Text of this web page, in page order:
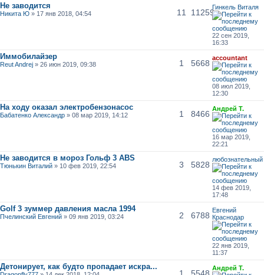
Не заводится
Никита Ю » 17 янв 2018, 04:54 11 11259
Гинкель Виталя
22 сен 2019,
16:33
Иммобилайзер
Reut Andrej » 26 июн 2019, 09:38 1 5668
accountant
08 июл 2019,
12:30
На ходу оказал электробензонасос
Бабатенко Александр » 08 мар 2019, 14:12 1 8466
Андрей Т.
16 мар 2019,
22:21
Не заводится в мороз Гольф 3 ABS
Тюнькин Виталий » 10 фев 2019, 22:54 3 5828
любознательный
14 фев 2019,
17:48
Golf 3 зуммер давления масла 1994
Пчелинский Евгений » 09 янв 2019, 03:24 2 6788
Евгений
Краснодар
22 янв 2019,
11:37
Детонирует, как будто пропадает искра... Андрей Т.